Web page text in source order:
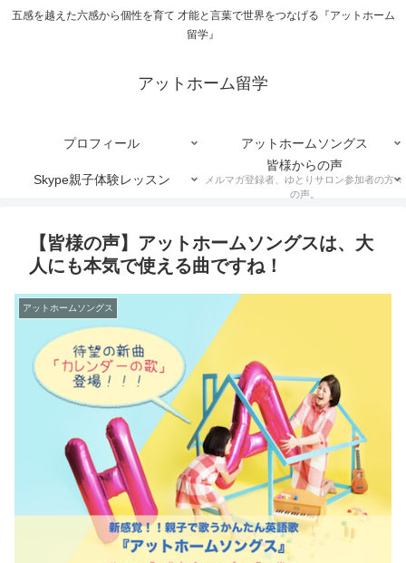
五感を越えた六感から個性を育て 才能と言葉で世界をつなげる『アットホーム
留学』
アットホーム留学
プロフィール アットホームソングス
Skype親子体験レッスン
皆様からの声
メルマガ登録者、ゆとりサロン参加者の方々
の声。
【皆様の声】アットホームソングスは、大
人にも本気で使える曲ですね！
アットホームソングス